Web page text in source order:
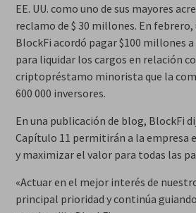
EE. UU. como uno de sus mayores
reclamo de $ 30 millones. En febrero,
BlockFi acordó pagar $100 millones a
para liquidar los cargos en relación
criptopréstamo minorista que la
600 000 inversores.
En una publicación de blog, BlockFi
Capítulo 11 permitirán a la empresa
y maximizar el valor para todas las
«Actuar en el mejor interés de
principal prioridad y continúa